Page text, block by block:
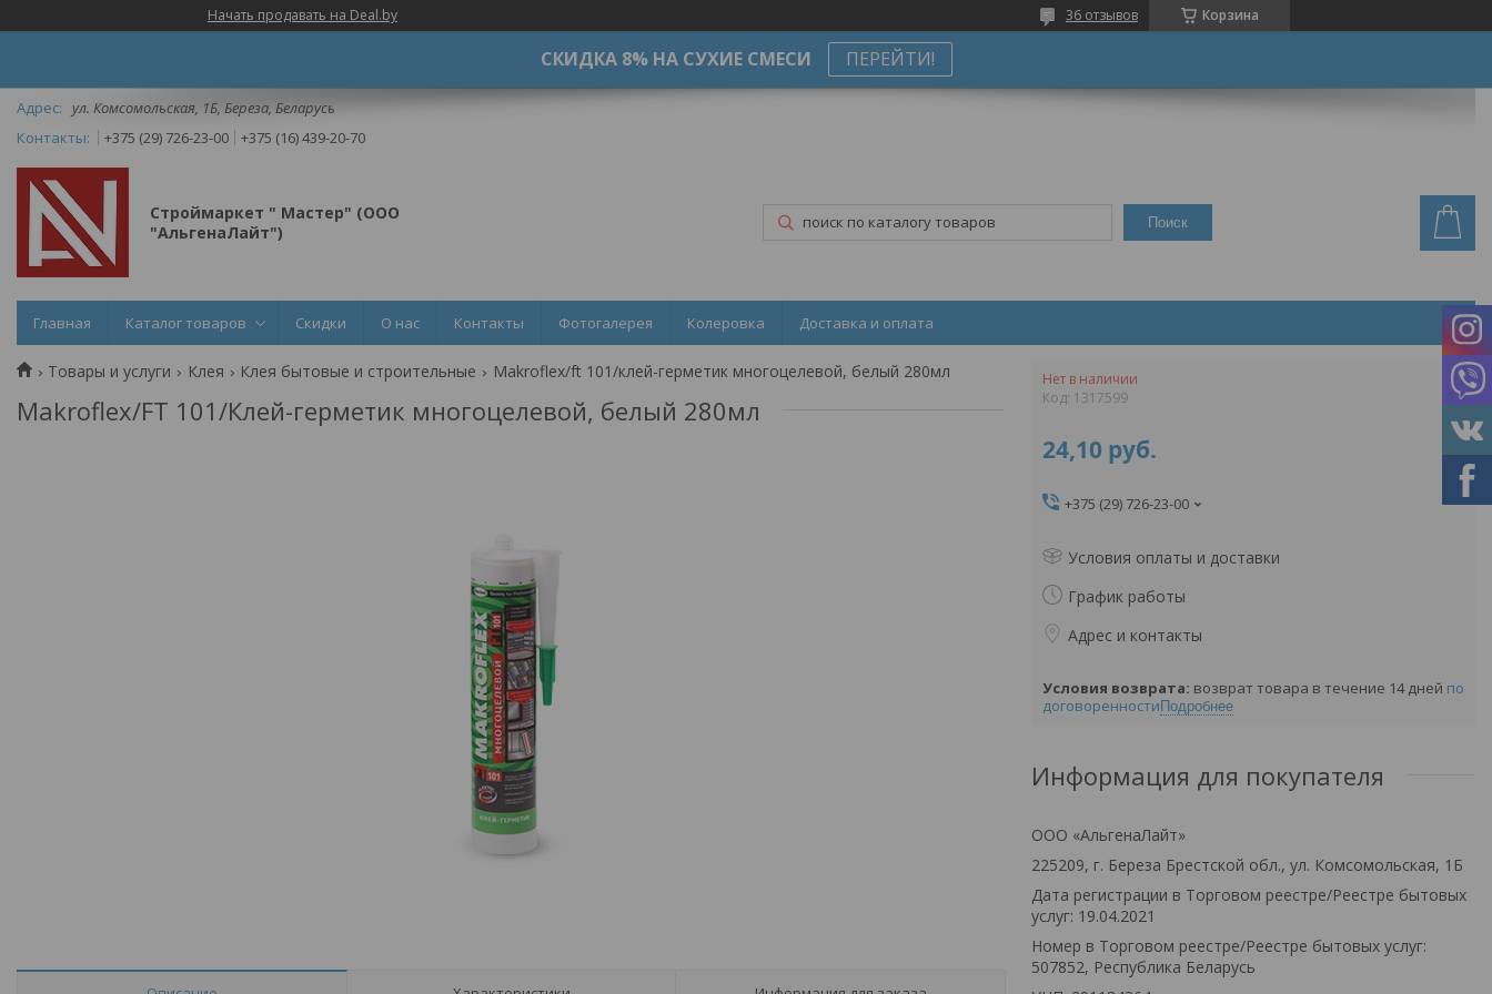
Начать продавать на Deal.by Корзина
36 отзывов
СКИДКА 8% НА СУХИЕ СМЕСИ ПЕРЕЙТИ!
ул. Комсомольская, 1Б, Береза, Беларусь
+375 (29) 726-23-00
+375 (16) 439-20-70
Строймаркет " Мастер" (ООО
"АльгенаЛайт")
Поиск
Главная Каталог товаров Скидки О нас Контакты Фотогалерея Колеровка Доставка и оплата
Товары и услуги Клея Клея бытовые и строительные Makroflex/ft 101/клей-герметик многоцелевой, белый 280мл
Makroflex/FT 101/Клей-герметик многоцелевой, белый 280мл
Нет в наличии
Код: 1317599
24,10 руб.
+375 (29) 726-23-00
Условия оплаты и доставки
График работы
Адрес и контакты
возврат товара в течение 14 дней по
договоренности Подробнее
Информация для покупателя
ООО «АльгенаЛайт»
225209, г. Береза Брестской обл., ул. Комсомольская, 1Б
Дата регистрации в Торговом реестре/Реестре бытовых
услуг: 19.04.2021
Номер в Торговом реестре/Реестре бытовых услуг:
507852, Республика Беларусь